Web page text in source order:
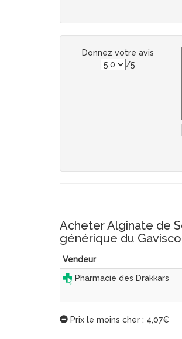
Donnez votre avis
/5
Acheter Alginate de
générique du
Vendeur
Pharmacie des Drakkars
Prix le moins cher : 4,07€